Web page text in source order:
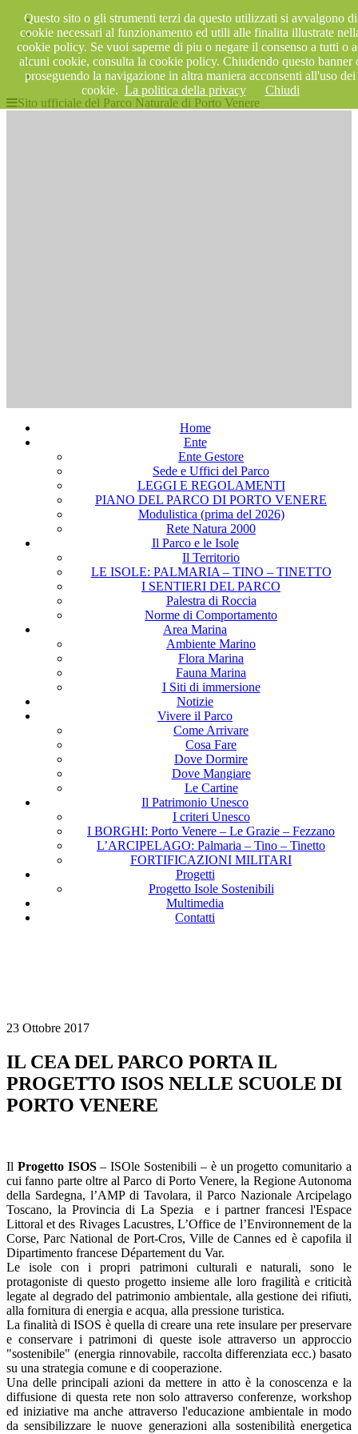
Sito ufficiale del Parco Naturale di Porto Venere
Home
Ente
Ente Gestore
Sede e Uffici del Parco
LEGGI E REGOLAMENTI
PIANO DEL PARCO DI PORTO VENERE
Modulistica (prima del 2026)
Rete Natura 2000
Il Parco e le Isole
Il Territorio
LE ISOLE: PALMARIA – TINO – TINETTO
I SENTIERI DEL PARCO
Palestra di Roccia
Norme di Comportamento
Area Marina
Ambiente Marino
Flora Marina
Fauna Marina
I Siti di immersione
Notizie
Vivere il Parco
Come Arrivare
Cosa Fare
Dove Dormire
Dove Mangiare
Le Cartine
Il Patrimonio Unesco
I criteri Unesco
I BORGHI: Porto Venere – Le Grazie – Fezzano
L’ARCIPELAGO: Palmaria – Tino – Tinetto
FORTIFICAZIONI MILITARI
Progetti
Progetto Isole Sostenibili
Multimedia
Contatti
23 Ottobre 2017
IL CEA DEL PARCO PORTA IL
PROGETTO ISOS NELLE SCUOLE DI
PORTO VENERE
Il Progetto ISOS– ISOle Sostenibili – è un progetto comunitario a
cui fanno parte oltre al Parco di Porto Venere, la Regione Autonoma
della Sardegna, l’AMP di Tavolara, il Parco Nazionale Arcipelago
Toscano, la Provincia di La Spezia e i partner francesi l'Espace
Littoral et des Rivages Lacustres, L’Office de l’Environnement de la
Corse, Parc National de Port-Cros, Ville de Cannes ed è capofila il
Dipartimento francese Département du Var.
Le isole con i propri patrimoni culturali e naturali, sono le
protagoniste di questo progetto insieme alle loro fragilità e criticità
legate al degrado del patrimonio ambientale, alla gestione dei rifiuti,
alla fornitura di energia e acqua, alla pressione turistica.
La finalità di ISOS è quella di creare una rete insulare per preservare
e conservare i patrimoni di queste isole attraverso un approccio
"sostenibile" (energia rinnovabile, raccolta differenziata ecc.) basato
su una strategia comune e di cooperazione.
Una delle principali azioni da mettere in atto è la conoscenza e la
diffusione di questa rete non solo attraverso conferenze, workshop
ed iniziative ma anche attraverso l'educazione ambientale in modo
da sensibilizzare le nuove generazioni alla sostenibilità energetica
Questo sito o gli strumenti terzi da questo utilizzati si avvalgono di
cookie necessari al funzionamento ed utili alle finalita illustrate
cookie policy. Se vuoi saperne di piu o negare il consenso a tutti o
alcuni cookie, consulta la cookie policy. Chiudendo questo banner
proseguendo la navigazione in altra maniera acconsenti all'uso dei
cookie. La politica della privacy Chiudi